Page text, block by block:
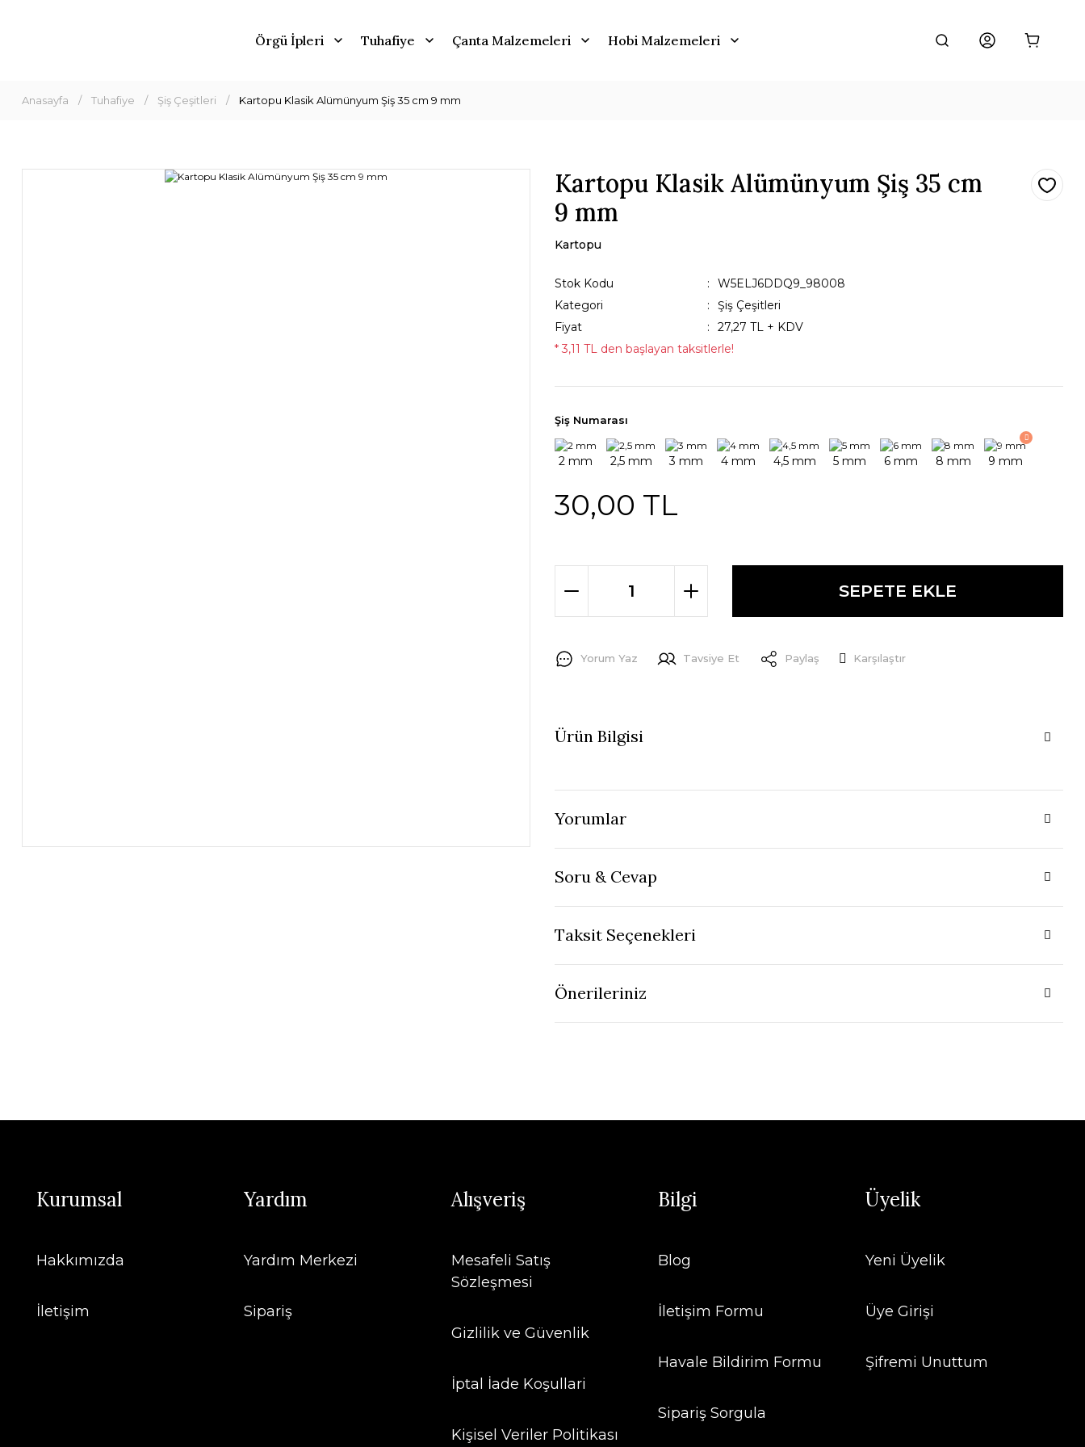
Örgü İpleri Tuhafiye Çanta Malzemeleri Hobi Malzemeleri
Anasayfa Tuhafiye Şiş Çeşitleri Kartopu Klasik Alümünyum Şiş 35 cm 9 mm
Kartopu Klasik Alümünyum Şiş 35 cm
9 mm
Kartopu
Stok Kodu
W5ELJ6DDQ9_98008
Kategori
Şiş Çeşitleri
Fiyat
27,27 TL + KDV
* 3,11 TL den başlayan taksitlerle!
Şiş Numarası
30,00 TL
SEPETE EKLE
Yorum Yaz Tavsiye Et Paylaş Karşılaştır
Ürün Bilgisi
Yorumlar
Soru & Cevap
Taksit Seçenekleri
Önerileriniz
Kurumsal
Hakkımızda
İletişim
Yardım
Yardım Merkezi
Sipariş
Alışveriş
Mesafeli Satış
Sözleşmesi
Gizlilik ve Güvenlik
İptal İade Koşullari
Kişisel Veriler Politikası
Bilgi
Blog
İletişim Formu
Havale Bildirim Formu
Sipariş Sorgula
Üyelik
Yeni Üyelik
Üye Girişi
Şifremi Unuttum